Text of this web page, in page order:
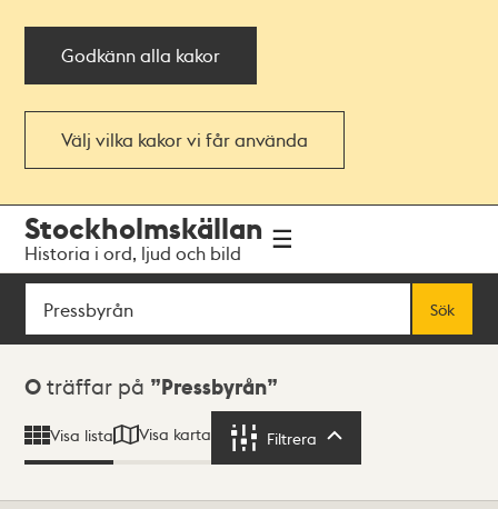
Godkänn alla kakor
Välj vilka kakor vi får använda
navigationen
huvudinnehållet
Stockholmskällan
Historia i ord, ljud och bild
Sök
Sök
Sökresultat
0 träffar på Pressbyrån
Visa lista Visa karta Filtrera